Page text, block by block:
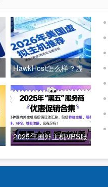
HawkHost怎么样？虚
拟主机与分销主机租用
分析
2025年国外主机VPS服